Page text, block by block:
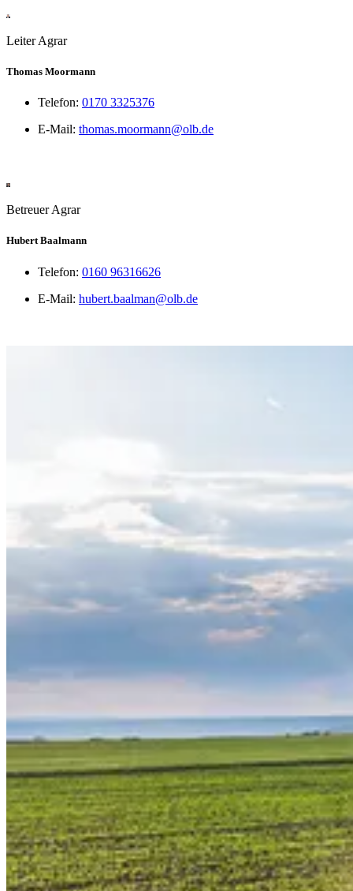
Leiter Agrar
Thomas Moormann
Telefon: 0170 3325376
E-Mail: thomas.moormann@olb.de
Betreuer Agrar
Hubert Baalmann
Telefon: 0160 96316626
E-Mail: hubert.baalman@olb.de